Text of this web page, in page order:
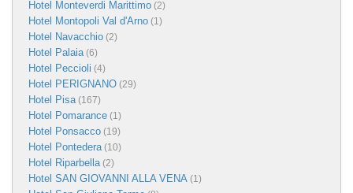
Hotel Monteverdi Marittimo (2)
Hotel Montopoli Val d'Arno (1)
Hotel Navacchio (2)
Hotel Palaia(6)
Hotel Peccioli (4)
Hotel PERIGNANO (29)
Hotel Pisa(167)
Hotel Pomarance (1)
Hotel Ponsacco (19)
Hotel Pontedera(10)
Hotel Riparbella(2)
Hotel SAN GIOVANNI ALLA VENA (1)